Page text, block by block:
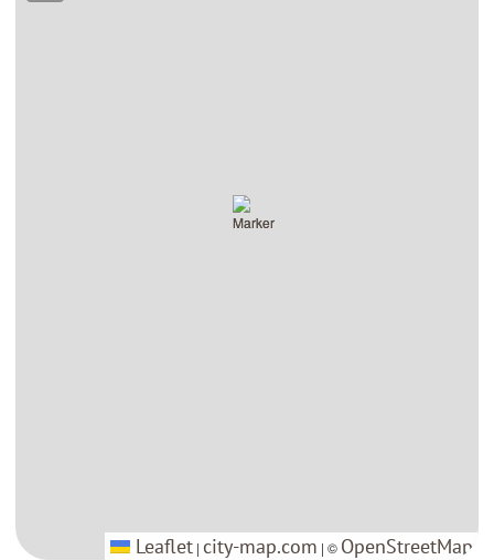
Leaflet | city-map.com | © OpenStreetMap
Leaflet | city-map.com | © OpenStreetMap